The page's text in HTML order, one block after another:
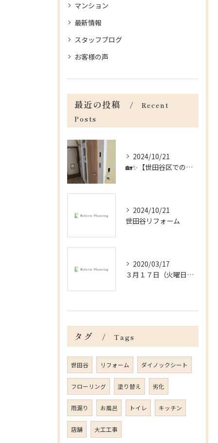
マンション
最新情報
スタッフブログ
お客様の声
最近の投稿
Recent
Posts
2024/10/21
🏡✨【世田谷区でのリフォームのお手伝い】✨🏡
2024/10/21
世田谷リフォーム
2020/03/17
３月１７日（火曜日）＠杉並区の戸建の内装工事
タグ Tags
世田谷 リフォーム ダイノックシート
フローリング 塗り替え 劣化
雨漏り お風呂 トイレ キッチン
店舗 大工工事